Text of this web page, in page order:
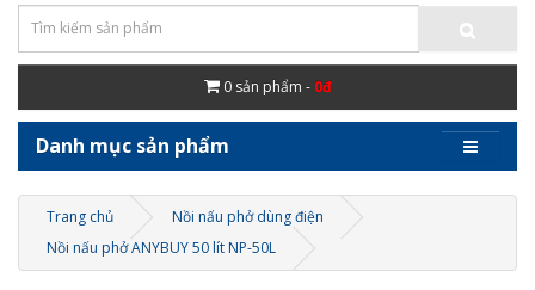
0 sản phẩm - 0đ
Danh mục sản phẩm
Trang chủ
Nồi nấu phở dùng điện
Nồi nấu phở ANYBUY 50 lít NP-50L